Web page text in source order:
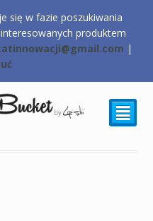
²
się w fazie poszukiwania
produktem
|